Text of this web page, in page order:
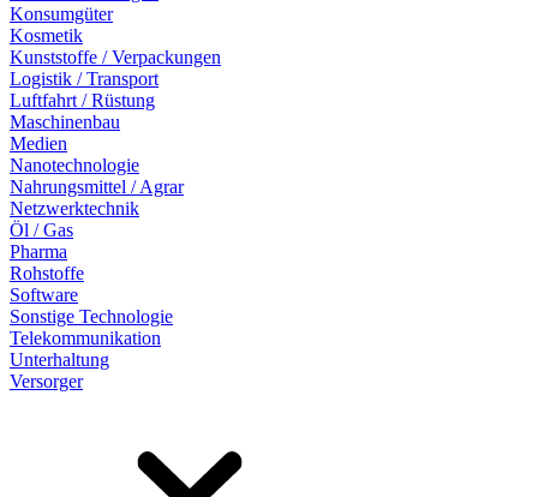
Konsumgüter
Kosmetik
Kunststoffe / Verpackungen
Logistik / Transport
Luftfahrt / Rüstung
Maschinenbau
Medien
Nanotechnologie
Nahrungsmittel / Agrar
Netzwerktechnik
Öl / Gas
Pharma
Rohstoffe
Software
Sonstige Technologie
Telekommunikation
Unterhaltung
Versorger